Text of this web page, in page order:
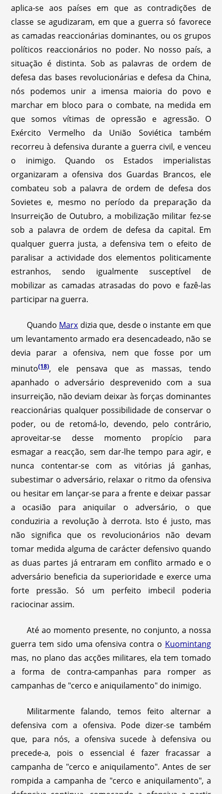
aplica-se aos países em que as contradições de
classe se agudizaram, em que a guerra só favorece
as camadas reaccionárias dominantes, ou os grupos
políticos reaccionários no poder. No nosso país, a
situação é distinta. Sob as palavras de ordem de
defesa das bases revolucionárias e defesa da China,
nós podemos unir a imensa maioria do povo e
marchar em bloco para o combate, na medida em
que somos vítimas de opressão e agressão. O
Exército Vermelho da União Soviética também
recorreu à defensiva durante a guerra civil, e venceu
o inimigo. Quando os Estados imperialistas
organizaram a ofensiva dos Guardas Brancos, ele
combateu sob a palavra de ordem de defesa dos
Sovietes e, mesmo no período da preparação da
Insurreição de Outubro, a mobilização militar fez-se
sob a palavra de ordem de defesa da capital. Em
qualquer guerra justa, a defensiva tem o efeito de
paralisar a actividade dos elementos politicamente
estranhos, sendo igualmente susceptível de
mobilizar as camadas atrasadas do povo e fazê-las
participar na guerra.
Quando Marx dizia que, desde o instante em que
um levantamento armado era desencadeado, não se
devia parar a ofensiva, nem que fosse por um
minuto(18), ele pensava que as massas, tendo
apanhado o adversário desprevenido com a sua
insurreição, não deviam deixar às forças dominantes
reaccionárias qualquer possibilidade de conservar o
poder, ou de retomá-lo, devendo, pelo contrário,
aproveitar-se desse momento propício para
esmagar a reacção, sem dar-lhe tempo para agir, e
nunca contentar-se com as vitórias já ganhas,
subestimar o adversário, relaxar o ritmo da ofensiva
ou hesitar em lançar-se para a frente e deixar passar
a ocasião para aniquilar o adversário, o que
conduziria a revolução à derrota. Isto é justo, mas
não significa que os revolucionários não devam
tomar medida alguma de carácter defensivo quando
as duas partes já entraram em conflito armado e o
adversário beneficia da superioridade e exerce uma
forte pressão. Só um perfeito imbecil poderia
raciocinar assim.
Até ao momento presente, no conjunto, a nossa
guerra tem sido uma ofensiva contra o Kuomintang
mas, no plano das acções militares, ela tem tomado
a forma de contra-campanhas para romper as
campanhas de "cerco e aniquilamento" do inimigo.
Militarmente falando, temos feito alternar a
defensiva com a ofensiva. Pode dizer-se também
que, para nós, a ofensiva sucede à defensiva ou
precede-a, pois o essencial é fazer fracassar a
campanha de "cerco e aniquilamento". Antes de ser
rompida a campanha de "cerco e aniquilamento", a